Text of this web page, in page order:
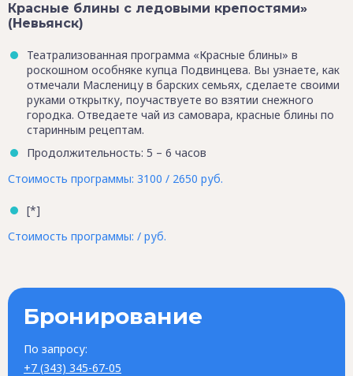
Красные блины с ледовыми крепостями»
(Невьянск)
Театрализованная программа «Красные блины» в
роскошном особняке купца Подвинцева. Вы узнаете, как
отмечали Масленицу в барских семьях, сделаете своими
руками открытку, поучаствуете во взятии снежного
городка. Отведаете чай из самовара, красные блины по
старинным рецептам.
Продолжительность: 5 – 6 часов
Стоимость программы: 3100 / 2650 руб.
[*]
Стоимость программы: / руб.
Бронирование
По запросу:
+7 (343) 345-67-05